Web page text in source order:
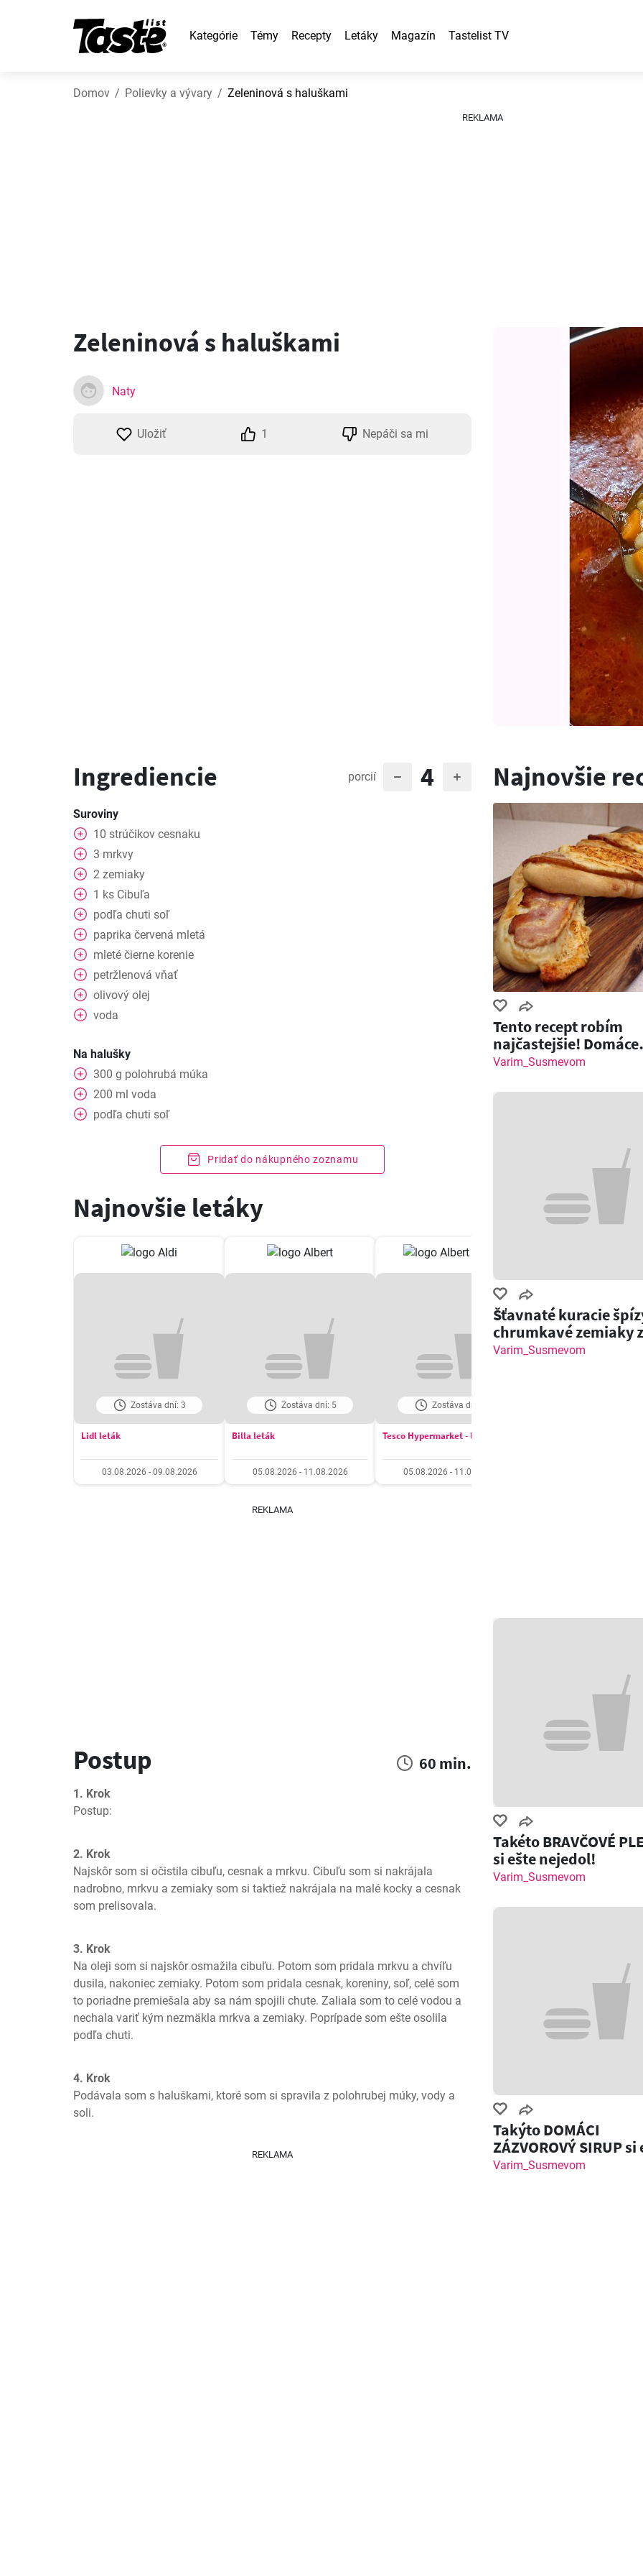
Kategórie Témy Recepty Letáky Magazín Tastelist TV
Domov Polievky a vývary Zeleninová s haluškami
REKLAMA
Zeleninová s haluškami
Naty
Uložiť 1 Nepáči sa mi
Ingrediencie porcií 4
Suroviny
10 strúčikov cesnaku
3 mrkvy
2 zemiaky
1 ks Cibuľa
podľa chuti soľ
paprika červená mletá
mleté čierne korenie
petržlenová vňať
olivový olej
voda
Na halušky
300 g polohrubá múka
200 ml voda
podľa chuti soľ
Pridať do nákupného zoznamu
Najnovšie letáky
Zostáva dní: 3
Lidl leták
03.08.2026 - 09.08.2026
Zostáva dní: 5
Billa leták
05.08.2026 - 11.08.2026
Zostáva dní: 5
Tesco Hypermarket - leták
05.08.2026 - 11.08.2026
REKLAMA
Postup 60 min.
1. Krok
Postup:
2. Krok
Najskôr som si očistila cibuľu, cesnak a mrkvu. Cibuľu som si nakrájala
nadrobno, mrkvu a zemiaky som si taktiež nakrájala na malé kocky a cesnak
som prelisovala.
3. Krok
Na oleji som si najskôr osmažila cibuľu. Potom som pridala mrkvu a chvíľu
dusila, nakoniec zemiaky. Potom som pridala cesnak, koreniny, soľ, celé som
to poriadne premiešala aby sa nám spojili chute. Zaliala som to celé vodou a
nechala variť kým nezmäkla mrkva a zemiaky. Poprípade som ešte osolila
podľa chuti.
4. Krok
Podávala som s haluškami, ktoré som si spravila z polohrubej múky, vody a
soli.
REKLAMA
Najnovšie
Tento recept robím
najčastejšie! Domáce
pečivo so slaninou a
Varim_Susmevom
Šťavnaté kuracie
chrumkavé zemiaky z
grilu!
Varim_Susmevom
Takéto BRAVČOVÉ
si ešte nejedol!
Varim_Susmevom
Takýto DOMÁCI
ZÁZVOROVÝ SIRUP si
nemal! Zázvorový Shot
Varim_Susmevom